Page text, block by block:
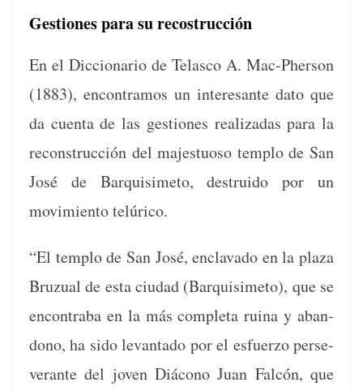
Gestiones para su recostrucción
En el Dic­cionario de Telas­co A. Mac-Pher­son
(1883), encon­tramos un intere­sante dato que
da cuen­ta de las ges­tiones real­izadas para la
recon­struc­ción del majes­tu­oso tem­p­lo de San
José de Bar­quisime­to, destru­i­do por un
movimien­to telúrico.
“El tem­p­lo de San José, enclava­do en la plaza
Bruzual de esta ciu­dad (Bar­quisime­to), que se
encon­tra­ba en la más com­ple­ta ruina y aban­
dono, ha sido lev­an­ta­do por el esfuer­zo per­se­
ver­ante del joven Diá­cono Juan Fal­cón, que